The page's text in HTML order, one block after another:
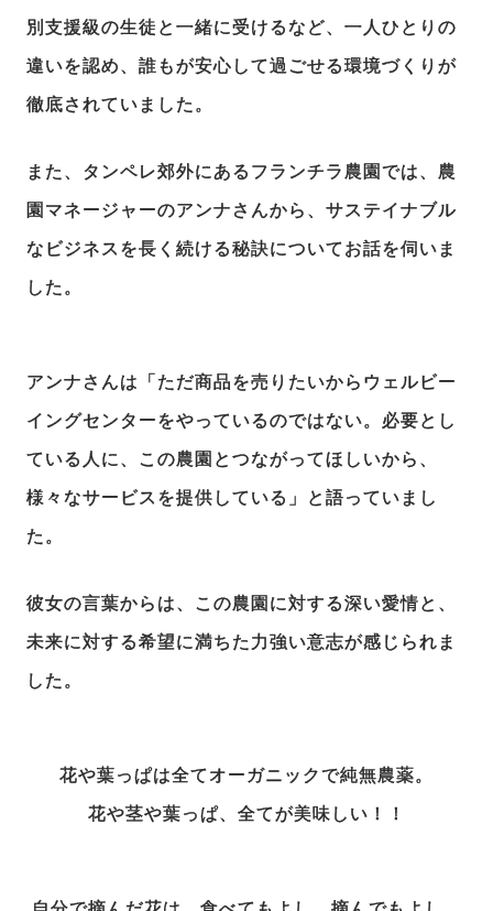
別支援級の生徒と一緒に受けるなど、一人ひとりの
違いを認め、誰もが安心して過ごせる環境づくりが
徹底されていました。
また、タンペレ郊外にあるフランチラ農園では、農
園マネージャーのアンナさんから、サステイナブル
なビジネスを長く続ける秘訣についてお話を伺いま
した。
アンナさんは「ただ商品を売りたいからウェルビー
イングセンターをやっているのではない。必要とし
ている人に、この農園とつながってほしいから、
様々なサービスを提供している」と語っていまし
た。
彼女の言葉からは、この農園に対する深い愛情と、
未来に対する希望に満ちた力強い意志が感じられま
した。
花や葉っぱは全てオーガニックで純無農薬。
花や茎や葉っぱ、全てが美味しい！！